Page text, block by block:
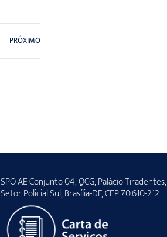
PRÓXIMO
SPO AE Conjunto 04, QCG, Palácio Tiradentes,
Setor Policial Sul, Brasília-DF, CEP 70.610-212